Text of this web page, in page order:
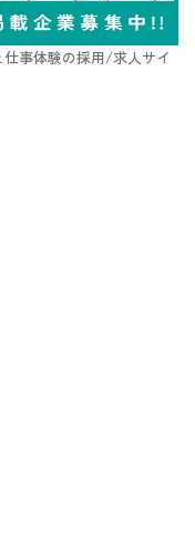
事体験の採用/求人サイ